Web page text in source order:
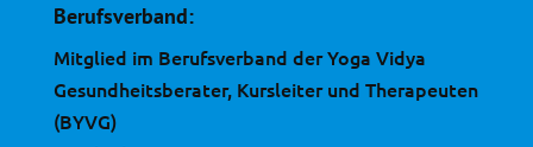
Berufsverband:
Mitglied im Berufsverband der Yoga Vidya
Gesundheitsberater, Kursleiter und Therapeuten
(BYVG)